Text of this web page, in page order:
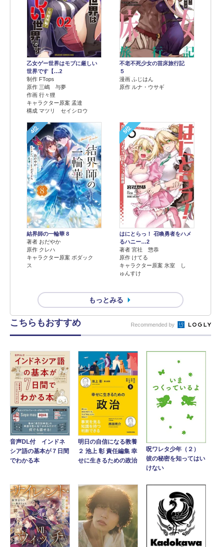
乙女ゲー世界はモブに厳しい
世界です【…2
制作 FTops
原作 三嶋 与夢
作画 行々狸
キャラクター原案 孟達
構成 マツリ セイシロウ
不老不死少女の苗床旅行記
５
漫画 ふじはん
原作 ルナ・ウサギ
4位
結界師の一輪華 8
著者 おだやか
原作 クレハ
キャラクター原案 ボダック
ス
5位
はにとらっ！ 召喚勇者をハメ
るハニー…2
著者 宮社 惣恭
原作 けてる
キャラクター原案 氷室 し
ゅんすけ
もっとみる
こちらもおすすめ Recommended by
音声DL付 インドネ
シア語の基本が７日間
でわかる本
明日の自信になる教養
２ 池上 彰 責任編集 幸
せに生きるための政治
呪ワレタ少年（２）
彼の秘密を知ってはい
けない